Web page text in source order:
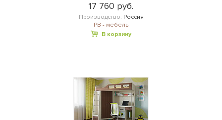
17 760 руб.
Производство: Россия
РВ - мебель
В корзину